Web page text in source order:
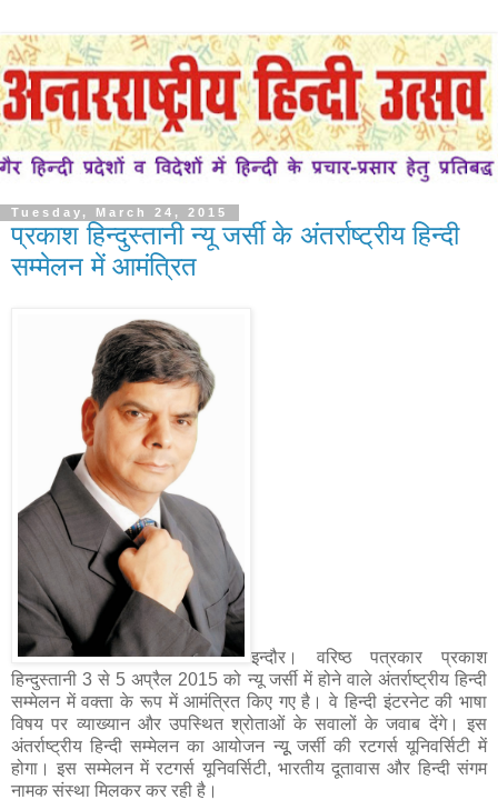
Tuesday, March 24, 2015
प्रकाश हिन्दुस्तानी न्यू जर्सी के अंतर्राष्ट्रीय हिन्दी
सम्मेलन में आमंत्रित
इन्दौर। वरिष्ठ पत्रकार प्रकाश
हिन्दुस्तानी 3 से 5 अप्रैल 2015 को न्यू जर्सी में होने वाले अंतर्राष्ट्रीय हिन्दी
सम्मेलन में वक्ता के रूप में आमंत्रित किए गए है। वे हिन्दी इंटरनेट की भाषा
विषय पर व्याख्यान और उपस्थित श्रोताओं के सवालों के जवाब देंगे। इस
अंतर्राष्ट्रीय हिन्दी सम्मेलन का आयोजन न्यूू जर्सी की रटगर्स यूनिवर्सिटी में
होगा। इस सम्मेलन में रटगर्स यूनिवर्सिटी, भारतीय दूतावास और हिन्दी संगम
नामक संस्था मिलकर कर रही है।